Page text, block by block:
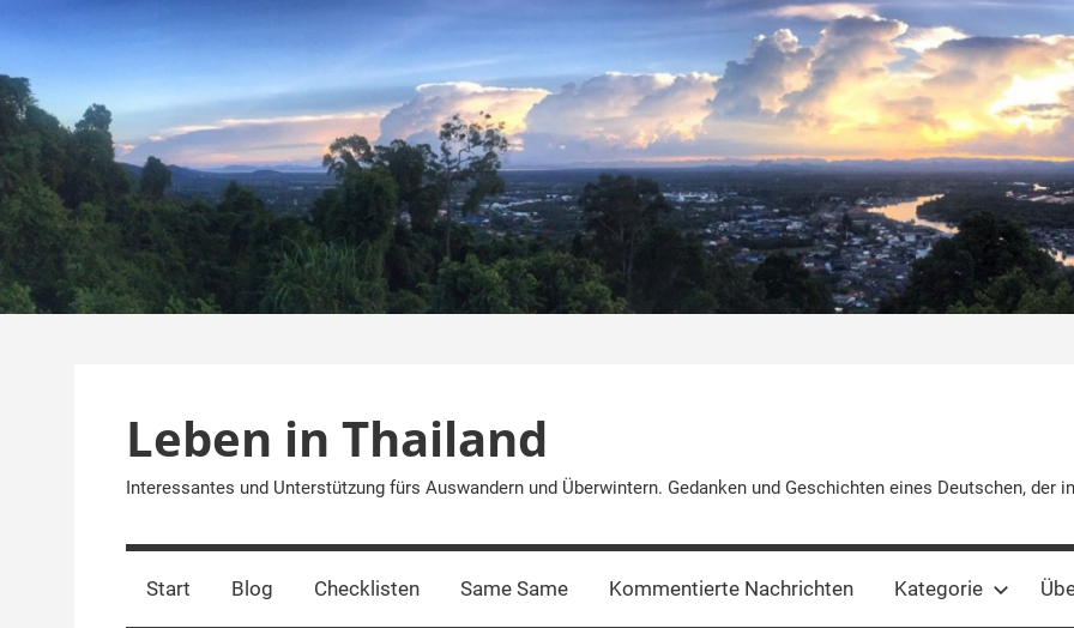
springen
Leben in Thailand
Interessantes und Unterstützung fürs Auswandern und Überwintern. Gedanken und Geschichten eines Deutschen, der
Start Blog Checklisten Same Same Kommentierte Nachrichten Kategorie